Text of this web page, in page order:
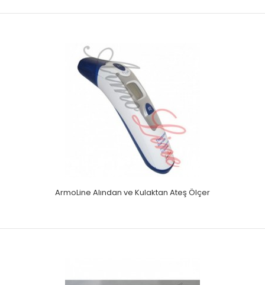
ArmoLine Alından ve Kulaktan Ateş Ölçer
ArmoLine Alından ve Kulaktan Ateş Ölçer